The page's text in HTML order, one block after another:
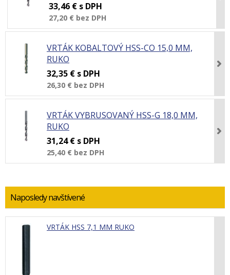
33,46 € s DPH
27,20 € bez DPH
VRTÁK KOBALTOVÝ HSS-CO 15,0 MM,
RUKO
32,35 € s DPH
26,30 € bez DPH
VRTÁK VYBRUSOVANÝ HSS-G 18,0 MM,
RUKO
31,24 € s DPH
25,40 € bez DPH
Naposledy navštívené
VRTÁK HSS 7,1 MM RUKO